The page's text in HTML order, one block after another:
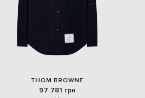
THOM BROWNE
97 781 грн